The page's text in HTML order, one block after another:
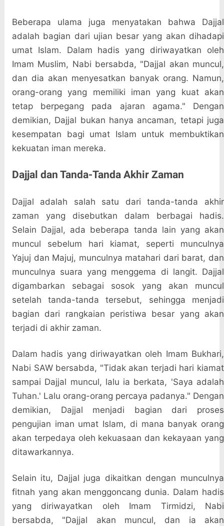
Beberapa ulama juga menyatakan bahwa Dajjal
adalah bagian dari ujian besar yang akan dihadapi
umat Islam. Dalam hadis yang diriwayatkan oleh
Imam Muslim, Nabi bersabda, "Dajjal akan muncul,
dan dia akan menyesatkan banyak orang. Namun,
orang-orang yang memiliki iman yang kuat akan
tetap berpegang pada ajaran agama." Dengan
demikian, Dajjal bukan hanya ancaman, tetapi juga
kesempatan bagi umat Islam untuk membuktikan
kekuatan iman mereka.
Dajjal dan Tanda-Tanda Akhir Zaman
Dajjal adalah salah satu dari tanda-tanda akhir
zaman yang disebutkan dalam berbagai hadis.
Selain Dajjal, ada beberapa tanda lain yang akan
muncul sebelum hari kiamat, seperti munculnya
Yajuj dan Majuj, munculnya matahari dari barat, dan
munculnya suara yang menggema di langit. Dajjal
digambarkan sebagai sosok yang akan muncul
setelah tanda-tanda tersebut, sehingga menjadi
bagian dari rangkaian peristiwa besar yang akan
terjadi di akhir zaman.
Dalam hadis yang diriwayatkan oleh Imam Bukhari,
Nabi SAW bersabda, "Tidak akan terjadi hari kiamat
sampai Dajjal muncul, lalu ia berkata, 'Saya adalah
Tuhan.' Lalu orang-orang percaya padanya." Dengan
demikian, Dajjal menjadi bagian dari proses
pengujian iman umat Islam, di mana banyak orang
akan terpedaya oleh kekuasaan dan kekayaan yang
ditawarkannya.
Selain itu, Dajjal juga dikaitkan dengan munculnya
fitnah yang akan menggoncang dunia. Dalam hadis
yang diriwayatkan oleh Imam Tirmidzi, Nabi
bersabda, "Dajjal akan muncul, dan ia akan